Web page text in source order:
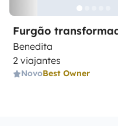
Furgão
Benedita
2 viajantes
NovoBest Owner